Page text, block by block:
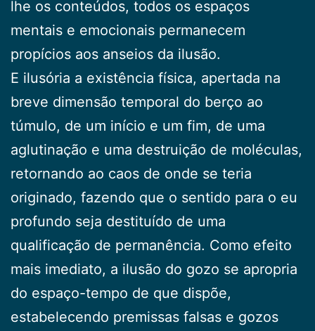
lhe os conteúdos, todos os espaços
mentais e emocionais permanecem
propícios aos anseios da ilusão.
E ilusória a existência física, apertada na
breve di­mensão temporal do berço ao
túmulo, de um início e um fim, de uma
aglutinação e uma destruição de molé­culas,
retornando ao caos de onde se teria
originado, fazendo que o sentido para o eu
profundo seja destitu­ído de uma
qualificação de permanência. Como efeito
mais imediato, a ilusão do gozo se apropria
do espaço-tempo de que dispõe,
estabelecendo premissas falsas e gozos